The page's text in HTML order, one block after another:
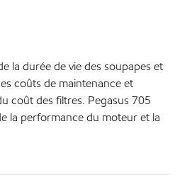
la durée de vie des soupapes et
coûts de maintenance et
coût des filtres. Pegasus 705
la performance du moteur et la